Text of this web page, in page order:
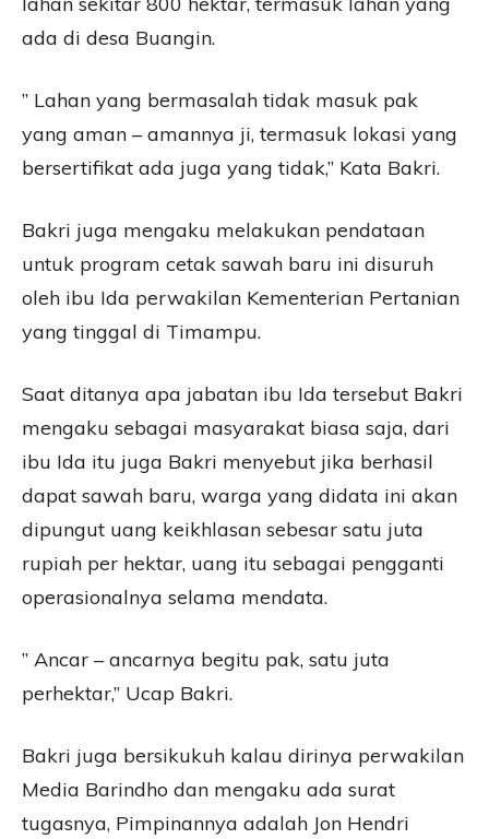
ada di desa Buangin.
” Lahan yang bermasalah tidak masuk pak
yang aman – amannya ji, termasuk lokasi yang
bersertifikat ada juga yang tidak,” Kata Bakri.
Bakri juga mengaku melakukan pendataan
untuk program cetak sawah baru ini disuruh
oleh ibu Ida perwakilan Kementerian Pertanian
yang tinggal di Timampu.
Saat ditanya apa jabatan ibu Ida tersebut Bakri
mengaku sebagai masyarakat biasa saja, dari
ibu Ida itu juga Bakri menyebut jika berhasil
dapat sawah baru, warga yang didata ini akan
dipungut uang keikhlasan sebesar satu juta
rupiah per hektar, uang itu sebagai pengganti
operasionalnya selama mendata.
” Ancar – ancarnya begitu pak, satu juta
perhektar,” Ucap Bakri.
Bakri juga bersikukuh kalau dirinya perwakilan
Media Barindho dan mengaku ada surat
tugasnya, Pimpinannya adalah Jon Hendri